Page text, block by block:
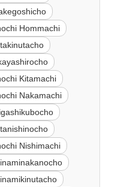
Hommachi
Kitamachi
Nakamachi
Nishimachi